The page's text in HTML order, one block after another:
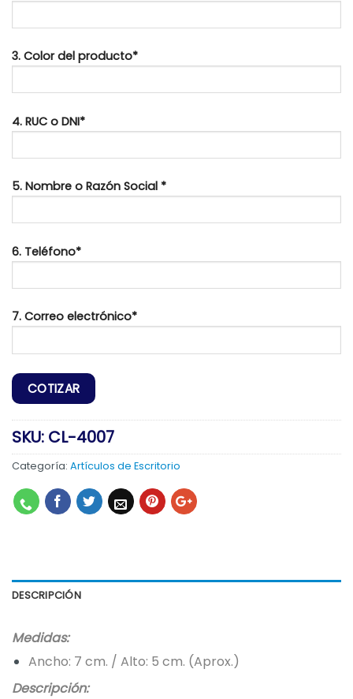
3. Color del producto*
4. RUC o DNI*
5. Nombre o Razón Social *
6. Teléfono*
7. Correo electrónico*
SKU: CL-4007
Categoría: Artículos de Escritorio
DESCRIPCIÓN
Medidas:
Ancho: 7 cm. / Alto: 5 cm. (Aprox.)
Descripción: